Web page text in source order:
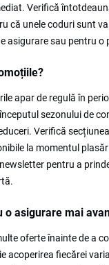
Verifică
că unele coduri sunt
asigurare sau pentru o
apar de regulă în
sezonului de
Verifică
la momentul
pentru a
o asigurare mai
oferte înainte de a
acoperirea fiecărei